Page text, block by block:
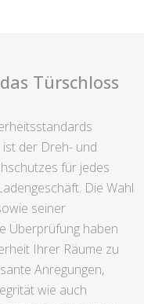
Türschloss
der Dreh- und
für jedes
Die Wahl
seiner
Überprüfung haben
Ihrer Räume zu
Anregungen,
wie auch